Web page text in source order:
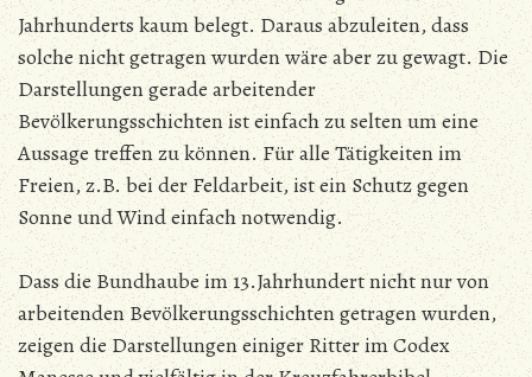
Jahrhunderts kaum belegt. Daraus abzuleiten, dass
solche nicht getragen wurden wäre aber zu gewagt. Die
Darstellungen gerade arbeitender
Bevölkerungsschichten ist einfach zu selten um eine
Aussage treffen zu können. Für alle Tätigkeiten im
Freien, z.B. bei der Feldarbeit, ist ein Schutz gegen
Sonne und Wind einfach notwendig.
Dass die Bundhaube im 13.Jahrhundert nicht nur von
arbeitenden Bevölkerungsschichten getragen wurden,
zeigen die Darstellungen einiger Ritter im Codex